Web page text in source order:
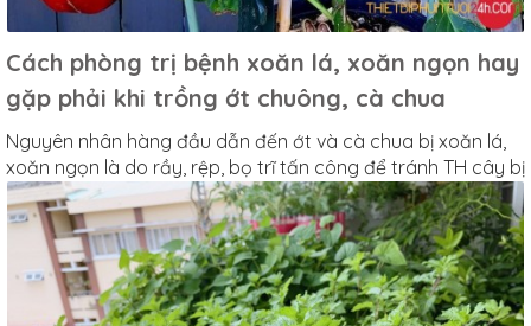
Cách phòng trị bệnh xoăn lá, xoăn ngọn hay
gặp phải khi trồng ớt chuông, cà chua
Nguyên nhân hàng đầu dẫn đến ớt và cà chua bị xoăn lá,
xoăn ngọn là do rầy, rệp, bọ trĩ tấn công để tránh TH cây bị
tái nhiễm bệnh khi m thấy có xuất hiện rầy, rệp cần tiêu diệt
ngay.